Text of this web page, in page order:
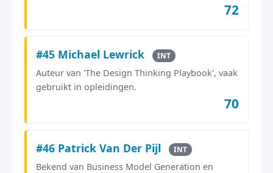
72
#45 Michael Lewrick INT
Auteur van 'The Design Thinking Playbook', vaak
gebruikt in opleidingen.
70
#46 Patrick Van Der Pijl INT
Bekend van Business Model Generation en